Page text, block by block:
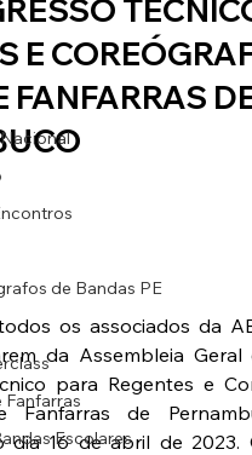
de Bandas PE
Fanfarras
Escolares
E
FANFARRAS
os associados da
da Assembleia
para Regentes e
Fanfarras de
dia 16 de abril de 2023.